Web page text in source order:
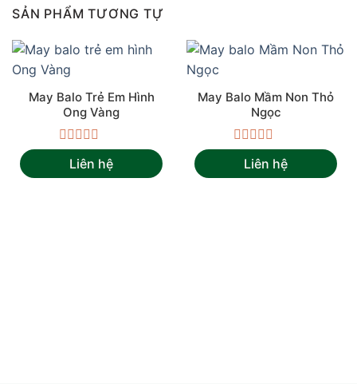
SẢN PHẨM TƯƠNG TỰ
May Balo Trẻ Em Hình
Ong Vàng
Được
xếp
hạng
Liên hệ
May Balo Mầm Non Thỏ
Ngọc
Được
xếp
hạng
Liên hệ